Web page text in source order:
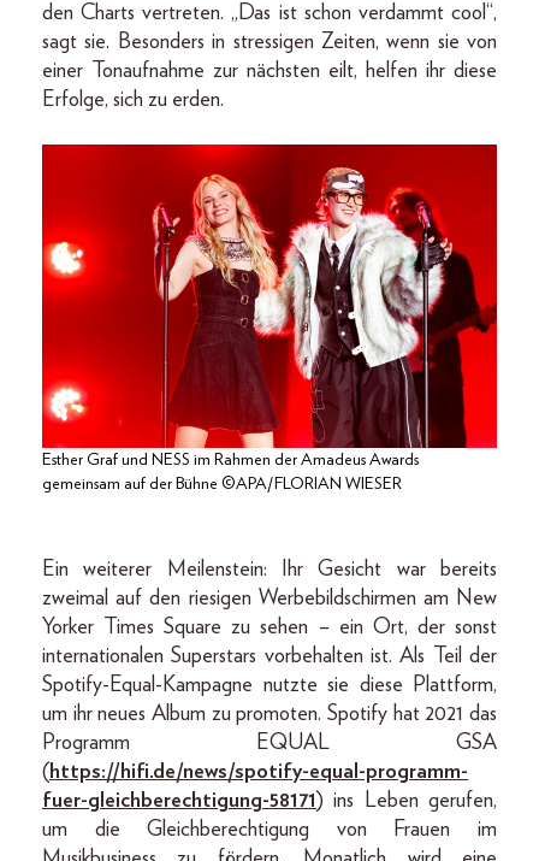
den Charts vertreten. „Das ist schon verdammt cool“,
sagt sie. Besonders in stressigen Zeiten, wenn sie von
einer Tonaufnahme zur nächsten eilt, helfen ihr diese
Erfolge, sich zu erden.
Esther Graf und NESS im Rahmen der Amadeus Awards
gemeinsam auf der Bühne ©APA/FLORIAN WIESER
Ein weiterer Meilenstein: Ihr Gesicht war bereits
zweimal auf den riesigen Werbebildschirmen am New
Yorker Times Square zu sehen – ein Ort, der sonst
internationalen Superstars vorbehalten ist. Als Teil der
Spotify-Equal-Kampagne nutzte sie diese Plattform,
um ihr neues Album zu promoten. Spotify hat 2021 das
Programm EQUAL GSA
( https://hifi.de/news/spotify-equal-programm-
fuer-gleichberechtigung-58171) ins Leben gerufen,
um die Gleichberechtigung von Frauen im